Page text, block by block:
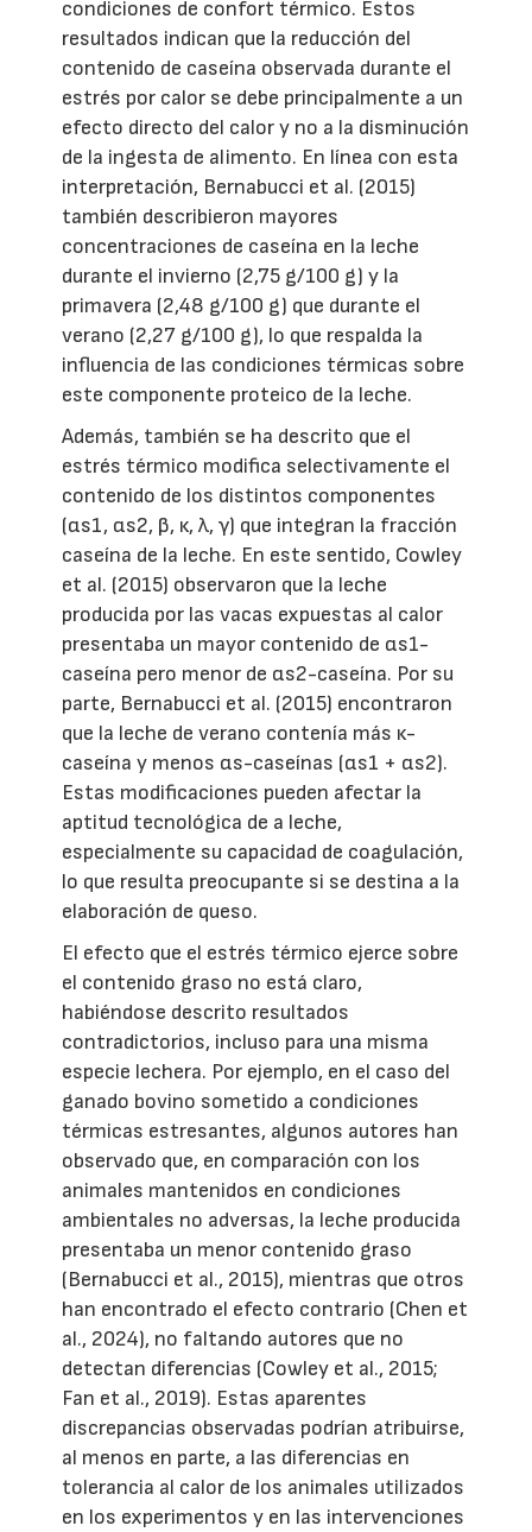
condiciones de confort térmico. Estos
resultados indican que la reducción del
contenido de caseína observada durante el
estrés por calor se debe principalmente a un
efecto directo del calor y no a la disminución
de la ingesta de alimento. En línea con esta
interpretación, Bernabucci et al. (2015)
también describieron mayores
concentraciones de caseína en la leche
durante el invierno (2,75 g/100 g) y la
primavera (2,48 g/100 g) que durante el
verano (2,27 g/100 g), lo que respalda la
influencia de las condiciones térmicas sobre
este componente proteico de la leche.
Además, también se ha descrito que el
estrés térmico modifica selectivamente el
contenido de los distintos componentes
(αs1, αs2, β, κ, λ, γ) que integran la fracción
caseína de la leche. En este sentido, Cowley
et al. (2015) observaron que la leche
producida por las vacas expuestas al calor
presentaba un mayor contenido de αs1-
caseína pero menor de αs2-caseína. Por su
parte, Bernabucci et al. (2015) encontraron
que la leche de verano contenía más κ-
caseína y menos αs-caseínas (αs1 + αs2).
Estas modificaciones pueden afectar la
aptitud tecnológica de a leche,
especialmente su capacidad de coagulación,
lo que resulta preocupante si se destina a la
elaboración de queso.
El efecto que el estrés térmico ejerce sobre
el contenido graso no está claro,
habiéndose descrito resultados
contradictorios, incluso para una misma
especie lechera. Por ejemplo, en el caso del
ganado bovino sometido a condiciones
térmicas estresantes, algunos autores han
observado que, en comparación con los
animales mantenidos en condiciones
ambientales no adversas, la leche producida
presentaba un menor contenido graso
(Bernabucci et al., 2015), mientras que otros
han encontrado el efecto contrario (Chen et
al., 2024), no faltando autores que no
detectan diferencias (Cowley et al., 2015;
Fan et al., 2019). Estas aparentes
discrepancias observadas podrían atribuirse,
al menos en parte, a las diferencias en
tolerancia al calor de los animales utilizados
en los experimentos y en las intervenciones